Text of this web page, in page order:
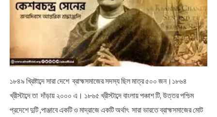
১৮৪৯ খ্রিষ্টাব্দে সারা দেশে ব্রাহ্মসমাজের সদস্য ছিল মাত্র ৫০০ জন।১৮৬৪
খ্রীস্টাব্দে তা দাঁড়ায় ২০০০ এ। ১৮৬৫ খ্রীস্টাব্দে বাংলায় পঞ্চাশ টি, উত্তর পশ্চিম
প্রদেশে দুটি ,পাঞ্জাবে একটি ও মাদ্রাজে একটি অর্থাৎ সারা ভারতে ব্রাহ্মসমাজের মোট